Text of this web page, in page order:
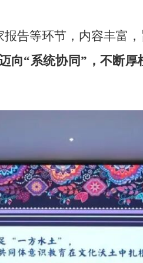
告等环节，内容丰富
向“系统协同”，不断